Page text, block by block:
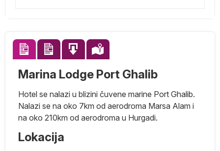
Marina Lodge Port Ghalib
Hotel se nalazi u blizini čuvene marine Port Ghalib.
Nalazi se na oko 7km od aerodroma Marsa Alam i
na oko 210km od aerodroma u Hurgadi.
Lokacija